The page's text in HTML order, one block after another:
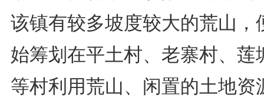
该镇有较多坡度较大的荒山，
始筹划在平土村、老寨村、莲
等村利用荒山、闲置的土地资